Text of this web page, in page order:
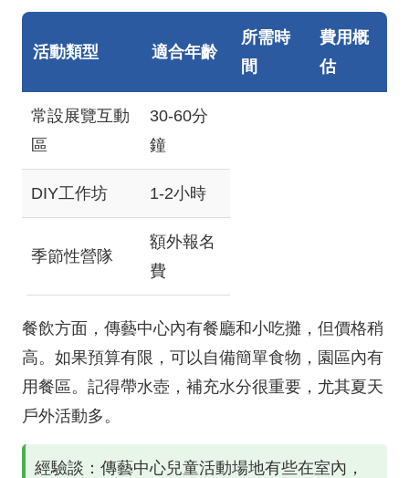
活動類型 適合年齡
所需時
間
費用概
估
常設展覽互動
區
30-60分
鐘
DIY工作坊 1-2小時
季節性營隊
額外報名
費
餐飲方面，傳藝中心內有餐廳和小吃攤，但價格稍
高。如果預算有限，可以自備簡單食物，園區內有
用餐區。記得帶水壺，補充水分很重要，尤其夏天
戶外活動多。
經驗談：傳藝中心兒童活動場地有些在室內，